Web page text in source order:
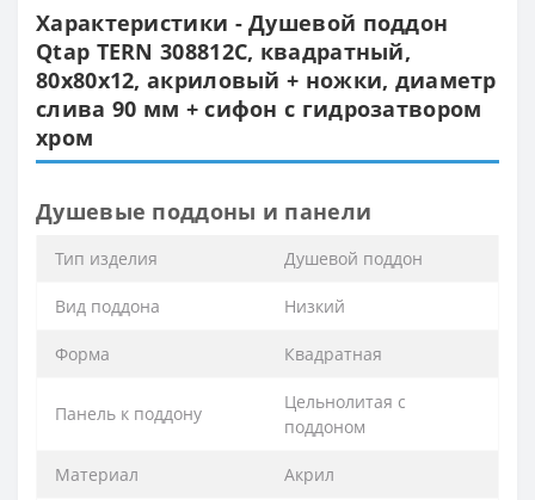
Характеристики - Душевой поддон
Qtap TERN 308812C, квадратный,
80x80x12, акриловый + ножки, диаметр
слива 90 мм + сифон с гидрозатвором
хром
Душевые поддоны и панели
Тип изделия Душевой поддон
Вид поддона Низкий
Форма Квадратная
Панель к поддону
Цельнолитая с
поддоном
Материал Акрил